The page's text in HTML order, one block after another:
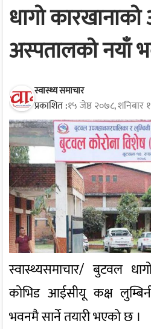
धागो
अस्पतालको नयाँ
स्वास्थ्य समाचार
प्रकाशित :१५ जेष्ठ २०७८, शनिबार
स्वास्थ्यसमाचार/ बुटवल
कोभिड आईसीयू कक्ष
भवनमै सार्ने तयारी भएको छ ।